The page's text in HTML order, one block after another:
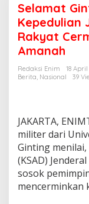
Selamat
Kepedulian
Rakyat
Amanah
Redaksi Enim
18 April
Berita, Nasional 39
JAKARTA,
militer dari
Ginting
(KSAD)
sosok
mencerminkan